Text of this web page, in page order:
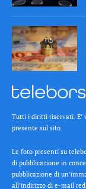
Tutti i diritti riservati. E’
presente sul sito.
Le foto presenti su
di pubblicazione in
pubblicazione di
all’indirizzo di e-mail